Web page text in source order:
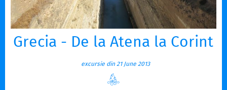
Grecia - De la Atena la Corint
excursie din 21 June 2013